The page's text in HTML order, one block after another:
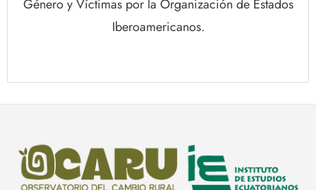
Género y Víctimas por la Organización de Estados
Iberoamericanos.